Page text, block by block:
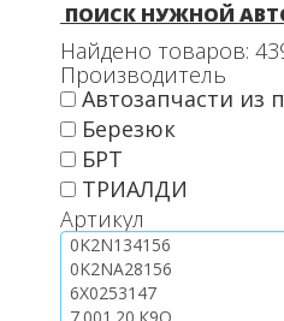
ПОИСК НУЖНОЙ
Найдено товаров:
Производитель
Автозапчасти из
Березюк
БРТ
ТРИАЛДИ
Артикул